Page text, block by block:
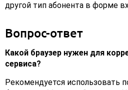
другой тип абонента в форме
Вопрос-ответ
Какой браузер нужен для
сервиса?
Рекомендуется использовать